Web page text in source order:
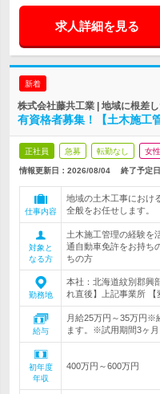
求人詳細を見る
新着
株式会社藤共工業 | 地域に根差
有資格者募集！【土木施工
正社員 急募 転勤なし 女
情報更新日：2026/08/04 終了予定日
仕事内容
地域の土木工事におけ
全般をお任せします。
対象と
なる方
土木施工管理の経験を
通自動車免許をお持ち
ちの方
勤務地
本社：北海道紋別郡興
れ直後】上記事業所 【
給与
月給25万円～35万円※
ます。※試用期間3ヶ月
初年度
年収
400万円～600万円